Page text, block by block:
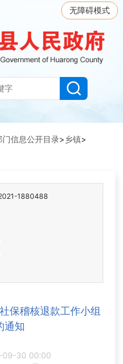
无障碍模式
门信息公开目录> 乡镇>
1880488
保稽核退款工作小组
通知
09-30 00:00